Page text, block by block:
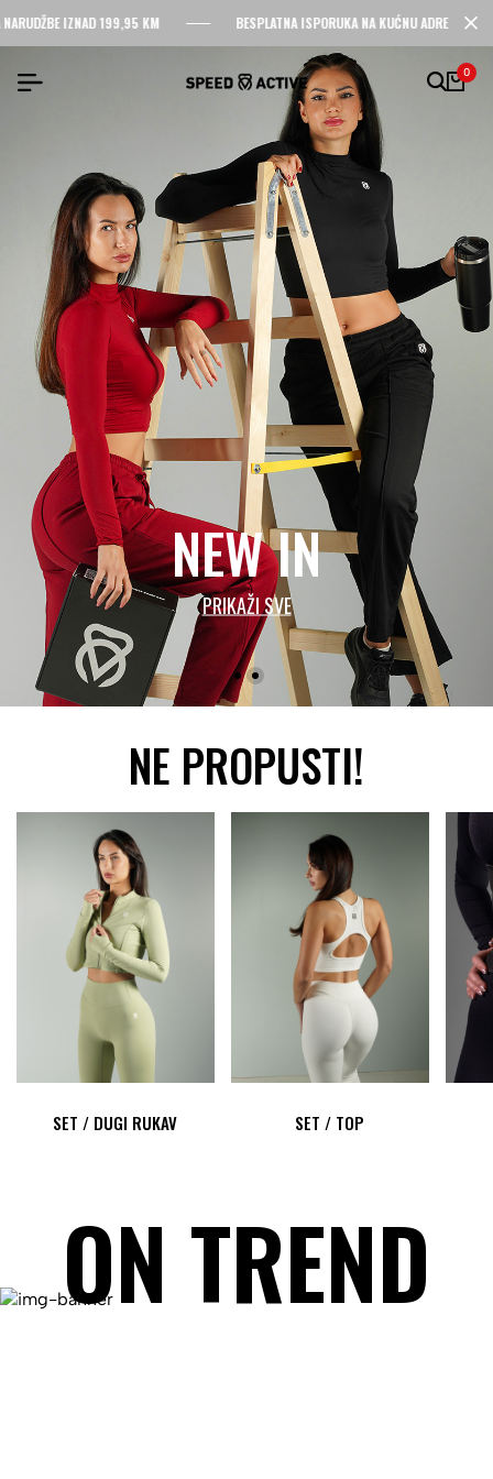
IZNAD 199,95 KM BESPLATNA ISPORUKA NA KUĆNU ADRESU ZA
0
NEW IN
PRIKAŽI SVE
NE PROPUSTI!
SET / DUGI RUKAV SET / TOP
ON TREND